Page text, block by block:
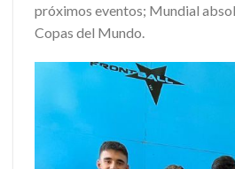
próximos eventos; Mundial
Copas del Mundo.